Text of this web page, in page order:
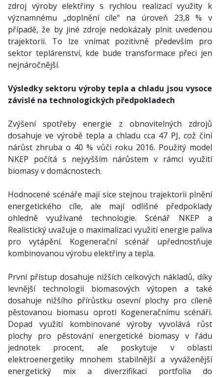
zdroj výroby elektřiny s rychlou realizací využity k
významnému „doplnění cíle“ na úroveň 23,8 % v
případě, že by jiné zdroje nedokázaly plnit uvedenou
trajektorii. To lze vnímat pozitivně především pro
sektor teplárenství, kde bude transformace přeci jen
nejnáročnější.
Výsledky sektoru výroby tepla a chladu jsou vysoce
závislé na technologických předpokladech
Zvýšení spotřeby energie z obnovitelných zdrojů
dosahuje ve výrobě tepla a chladu cca 47 PJ, což činí
nárůst zhruba o 40 % vůči roku 2016. Použitý model
NKEP počítá s nejvyšším nárůstem v rámci využití
biomasy v domácnostech.
Hodnocené scénáře mají sice stejnou trajektorii plnění
energetického cíle, ale mají odlišné předpoklady
ohledně využívané technologie. Scénář NKEP a
Realistický uvažuje o maximalizaci využití energie paliva
pro vytápění. Kogenerační scénář upřednostňuje
kombinovanou výrobu elektřiny a tepla.
První přístup dosahuje nižších celkových nákladů, díky
levnější technologii biomasových výtopen a také
dosahuje nižšího přírůstku osevní plochy pro cíleně
pěstovanou biomasu oproti Kogeneračnímu scénáři.
Dopad využití kombinované výroby vyvolává růst
plochy pro pěstování energetické biomasy v řádu
jednotek procent, ale poskytuje v oblasti
elektroenergetiky mnohem stabilnější a vyváženější
energetický mix a diverzifikaci portfolia do